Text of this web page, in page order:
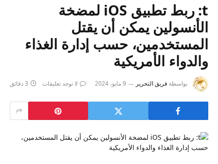
t: ربط تطبيق iOS لمضخة
الأنسولين يمكن أن يقتل
المستخدمين، حسب إدارة الغذاء
والدواء الأمريكية
بواسطة فريق التحرير 9 مايو، 2024 لا توجد تعليقات 3 دقائق